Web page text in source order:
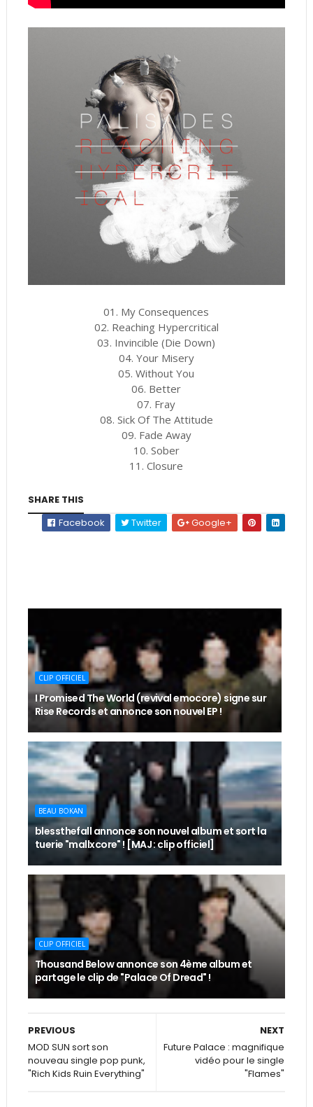
01. My Consequences
02. Reaching Hypercritical
03. Invincible (Die Down)
04. Your Misery
05. Without You
06. Better
07. Fray
08. Sick Of The Attitude
09. Fade Away
10. Sober
11. Closure
SHARE THIS
Facebook
Twitter Google+
CLIP OFFICIEL
I Promised The World (revival emocore) signe sur
Rise Records et annonce son nouvel EP !
BEAU BOKAN
blessthefall annonce son nouvel album et sort la
tuerie "mallxcore" ! [MAJ : clip officiel]
CLIP OFFICIEL
Thousand Below annonce son 4ème album et
partage le clip de "Palace Of Dread" !
NEXT
Future Palace : magnifique
vidéo pour le single
"Flames"
PREVIOUS
MOD SUN sort son
nouveau single pop punk,
"Rich Kids Ruin Everything"